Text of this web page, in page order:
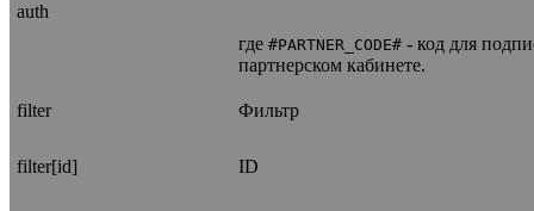
auth
где #PARTNER_CODE# - код для
партнерском кабинете.
filter Фильтр
filter[id] ID